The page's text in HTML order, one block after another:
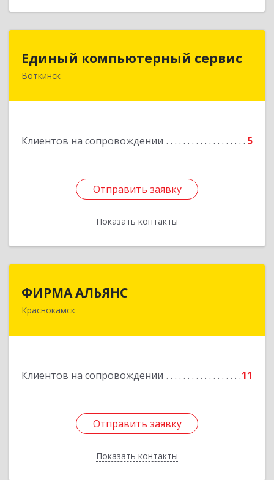
Единый компьютерный сервис
Воткинск
Клиентов на сопровождении 5
Отправить заявку
Показать контакты
Единый компьютерный сервис
Отправить заявку
Назад
ФИРМА АЛЬЯНС
Краснокамск
Клиентов на сопровождении 11
Отправить заявку
Показать контакты
Отправить заявку
Назад